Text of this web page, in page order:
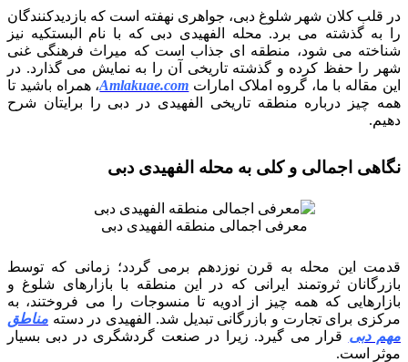
در قلب کلان شهر شلوغ دبی، جواهری نهفته است که بازدیدکنندگان
را به گذشته می برد. محله الفهیدی دبی که با نام البستکیه نیز
شناخته می شود، منطقه ای جذاب است که میراث فرهنگی غنی
شهر را حفظ کرده و گذشته تاریخی آن را به نمایش می گذارد. در
این مقاله با ما، گروه املاک امارات Amlakuae.com، همراه باشید تا
همه چیز درباره منطقه تاریخی الفهیدی در دبی را برایتان شرح
دهیم.
نگاهی اجمالی و کلی به محله الفهیدی دبی
معرفی اجمالی منطقه الفهیدی دبی
قدمت این محله به قرن نوزدهم برمی گردد؛ زمانی که توسط
بازرگانان ثروتمند ایرانی که در این منطقه با بازارهای شلوغ و
بازارهایی که همه چیز از ادویه تا منسوجات را می فروختند، به
مرکزی برای تجارت و بازرگانی تبدیل شد. الفهیدی در دسته مناطق
مهم دبی قرار می گیرد. زیرا در صنعت گردشگری در دبی بسیار
موثر است.